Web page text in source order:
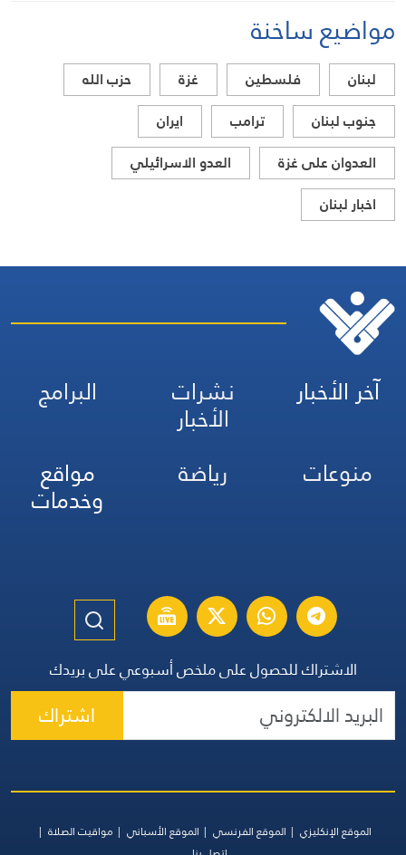
مواضيع ساخنة
لبنان فلسطين غزة
حزب الله
جنوب لبنان
ترامب
ايران
العدوان على غزة
العدو الاسرائيلي
اخبار لبنان
آخر الأخبار نشرات
الأخبار
البرامج
منوعات
رياضة مواقع
وخدمات
الاشتراك للحصول على ملخص أسبوعي على بريدك
اشتراك
الموقع الإنكليزي الموقع الفرنسي الموقع الأسباني
مواقيت الصلاة